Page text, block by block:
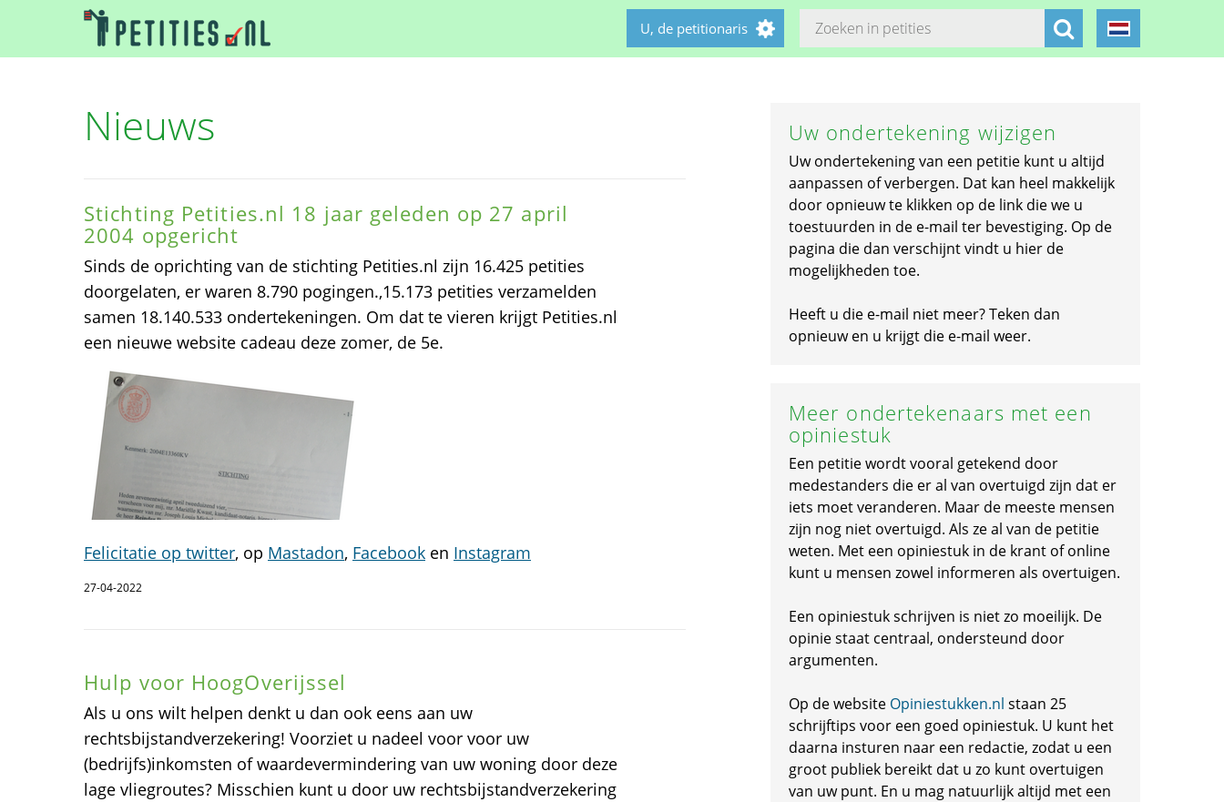
U, de petitionaris
Nieuws
Stichting Petities.nl 18 jaar geleden op 27 april
2004 opgericht
Sinds de oprichting van de stichting Petities.nl zijn 16.425 petities
doorgelaten, er waren 8.790 pogingen.,15.173 petities verzamelden
samen 18.140.533 ondertekeningen. Om dat te vieren krijgt Petities.nl
een nieuwe website cadeau deze zomer, de 5e.
Felicitatie op twitter, op Mastadon, Facebook en Instagram
27-04-2022
Hulp voor HoogOverijssel
Als u ons wilt helpen denkt u dan ook eens aan uw
rechtsbijstandverzekering! Voorziet u nadeel voor voor uw
(bedrijfs)inkomsten of waardevermindering van uw woning door deze
lage vliegroutes? Misschien kunt u door uw rechtsbijstandverzekering
Uw ondertekening wijzigen
Uw ondertekening van een petitie kunt u altijd
aanpassen of verbergen. Dat kan heel makkelijk
door opnieuw te klikken op de link die we u
toestuurden in de e-mail ter bevestiging. Op de
pagina die dan verschijnt vindt u hier de
mogelijkheden toe.
Heeft u die e-mail niet meer? Teken dan
opnieuw en u krijgt die e-mail weer.
Meer ondertekenaars met een
opiniestuk
Een petitie wordt vooral getekend door
medestanders die er al van overtuigd zijn dat er
iets moet veranderen. Maar de meeste mensen
zijn nog niet overtuigd. Als ze al van de petitie
weten. Met een opiniestuk in de krant of online
kunt u mensen zowel informeren als overtuigen.
Een opiniestuk schrijven is niet zo moeilijk. De
opinie staat centraal, ondersteund door
argumenten.
Op de website Opiniestukken.nl staan 25
schrijftips voor een goed opiniestuk. U kunt het
daarna insturen naar een redactie, zodat u een
groot publiek bereikt dat u zo kunt overtuigen
van uw punt. En u mag natuurlijk altijd met een